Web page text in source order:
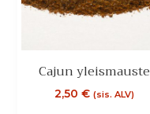
Cajun yleismauste
2,50 € (sis. ALV)